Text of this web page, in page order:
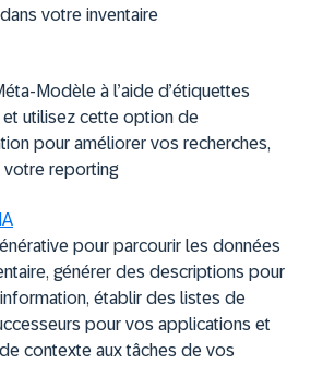
votre inventaire
Modèle à l’aide d’étiquettes
utilisez cette option de
pour améliorer vos recherches,
reporting
pour parcourir les données
générer des descriptions pour
établir des listes de
pour vos applications et
contexte aux tâches de vos